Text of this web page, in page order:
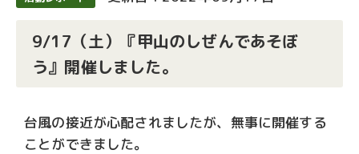
9/17（土）『甲山のしぜんであそぼ
う』開催しました。
台風の接近が心配されましたが、無事に開催する
ことができました。